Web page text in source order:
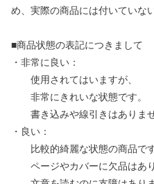
め、実際の商品には付いていな
■商品状態の表記につきまして
・非常に良い：
使用されてはいますが、
非常にきれいな状態です。
書き込みや線引きはありませ
・良い：
比較的綺麗な状態の商品です
ページやカバーに欠品はあり